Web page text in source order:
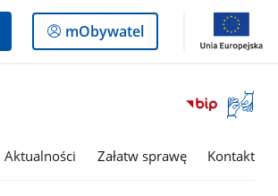
Logowanie
do
mObywatel
Otwórz
okno
Aktualności Załatw sprawę Kontakt